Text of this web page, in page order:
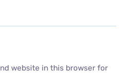
website in this browser for